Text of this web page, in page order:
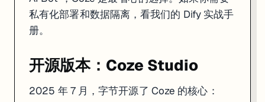
私有化部署和数据隔离，看我们的 Dify 实战手
册。
开源版本：Coze Studio
2025 年 7 月，字节开源了 Coze 的核心：